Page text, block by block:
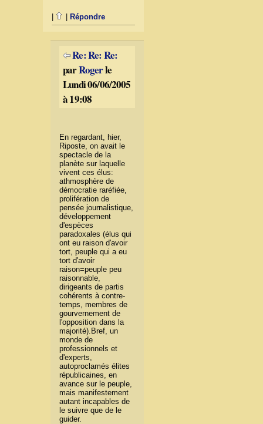
| Répondre
Re: Re: Re:
parRogerle
Lundi 06/06/2005
à 19:08
En regardant, hier,
Riposte, on avait le
spectacle de la
planète sur laquelle
vivent ces élus:
athmosphère de
démocratie raréfiée,
prolifération de
pensée journalistique,
développement
d'espèces
paradoxales (élus qui
ont eu raison d'avoir
tort, peuple qui a eu
tort d'avoir
raison=peuple peu
raisonnable,
dirigeants de partis
cohérents à contre-
temps, membres de
gourvernement de
l'opposition dans la
majorité).Bref, un
monde de
professionnels et
d'experts,
autoproclamés élites
républicaines, en
avance sur le peuple,
mais manifestement
autant incapables de
le suivre que de le
guider.